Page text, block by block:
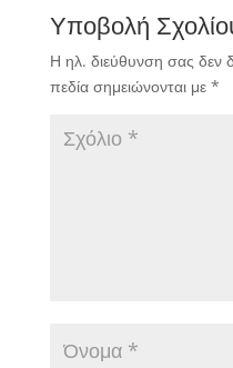
Υποβολή
Η ηλ. διεύθυνση σας δεν
πεδία σημειώνονται με *